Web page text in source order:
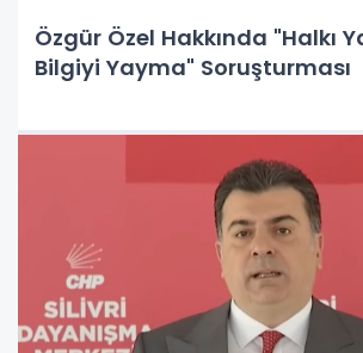
Özgür Özel Hakkında "Halkı
Bilgiyi Yayma" Soruşturması